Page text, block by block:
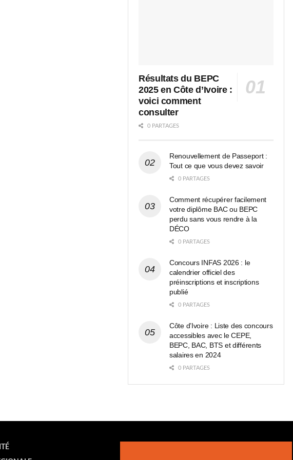
Résultats du BEPC
2025 en Côte d’Ivoire :
voici comment
consulter
0 PARTAGES
Renouvellement de Passeport :
Tout ce que vous devez savoir
0 PARTAGES
Comment récupérer facilement
votre diplôme BAC ou BEPC
perdu sans vous rendre à la
DÉCO
0 PARTAGES
Concours INFAS 2026 : le
calendrier officiel des
préinscriptions et inscriptions
publié
0 PARTAGES
Côte d’Ivoire : Liste des concours
accessibles avec le CEPE,
BEPC, BAC, BTS et différents
salaires en 2024
0 PARTAGES